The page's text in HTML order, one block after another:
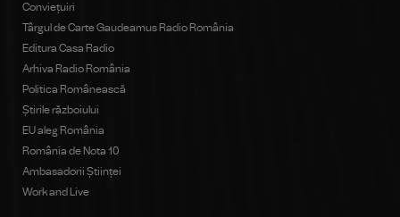
Conviețuiri
Târgul de Carte Gaudeamus Radio România
Editura Casa Radio
Arhiva Radio România
Politica Românească
Știrile războiului
EU aleg România
România de Nota 10
Ambasadorii Științei
Work and Live